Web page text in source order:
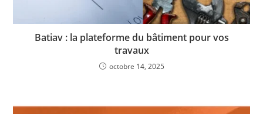
Batiav : la plateforme du bâtiment pour vos
travaux
octobre 14, 2025